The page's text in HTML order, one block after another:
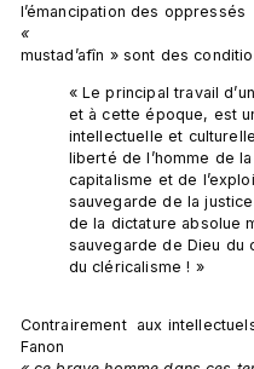
l’émancipation des oppressés
«
« Le principal travail
et à cette époque, est
intellectuelle et
liberté de l’homme de
capitalisme et de
sauvegarde de la
de la dictature absolue
sauvegarde de Dieu du
du cléricalisme ! »
Contrairement  aux
Fanon